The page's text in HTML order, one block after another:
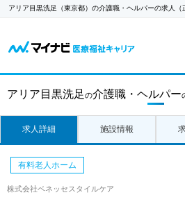
アリア目黒洗足（東京都）の介護職・ヘルパーの求人（
アリア目黒洗足の介護職・ヘルパー
求人詳細 施設情報
有料老人ホーム
株式会社ベネッセスタイルケア